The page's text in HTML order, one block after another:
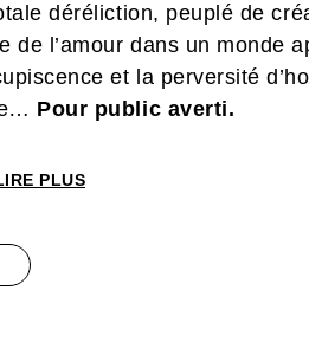
déréliction, peuplé de
de l’amour dans un monde
et la perversité
Pour public averti.
PLUS